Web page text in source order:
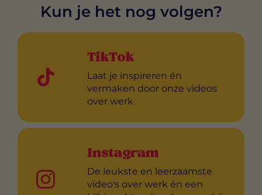
Kun je het nog volgen?
TikTok
Laat je inspireren én
vermaken door onze videos
over werk
Instagram
De leukste en leerzaamste
video's over werk én een